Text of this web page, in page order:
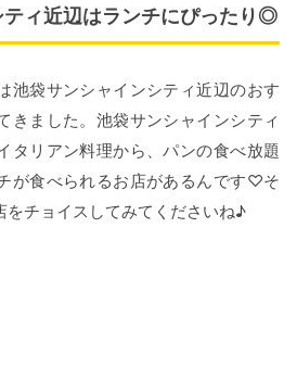
ティ近辺はランチにぴったり◎
池袋サンシャインシティ近辺のおす
きました。池袋サンシャインシティ
タリアン料理から、パンの食べ放題
が食べられるお店があるんです♡そ
をチョイスしてみてくださいね♪